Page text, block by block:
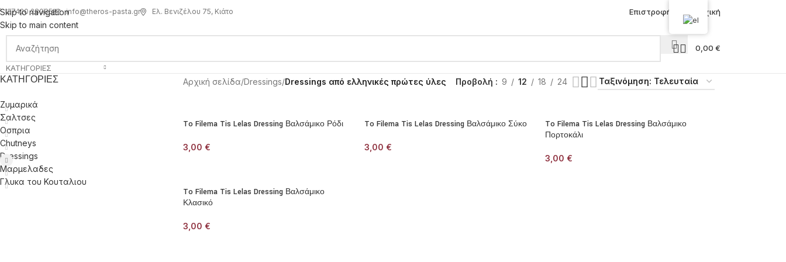
Skip to navigation
Skip to main content
27420 28085 info@theros-pasta.gr Ελ. Βενιζέλου 75, Κιάτο Επιστροφή στην Αρχική
ΚΑΤΗΓΟΡΊΕΣ
0,00 €
ΚΑΤΗΓΟΡΊΕΣ
Ζυμαρικά
Σαλτσες
Οσπρια
Chutneys
Dressings
Μαρμελαδες
Γλυκα του Κουταλιου
Αρχική σελίδα/Dressings/Dressings από ελληνικές πρώτες ύλες Προβολή 9 12 18 24
To Filema Tis Lelas Dressing Βαλσάμικο Ρόδι
3,00 €
To Filema Tis Lelas Dressing Βαλσάμικο Σύκο
3,00 €
To Filema Tis Lelas Dressing Βαλσάμικο
Πορτοκάλι
3,00 €
To Filema Tis Lelas Dressing Βαλσάμικο
Κλασικό
3,00 €